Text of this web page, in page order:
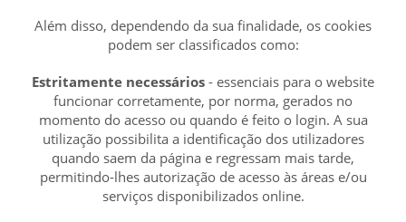
Além disso, dependendo da sua finalidade, os cookies
podem ser classificados como:
Estritamente necessários - essenciais para o website
funcionar corretamente, por norma, gerados no
momento do acesso ou quando é feito o login. A sua
utilização possibilita a identificação dos utilizadores
quando saem da página e regressam mais tarde,
permitindo-lhes autorização de acesso às áreas e/ou
serviços disponibilizados online.